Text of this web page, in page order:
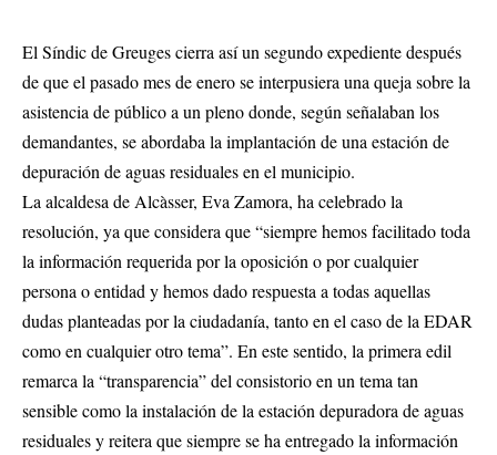
El Síndic de Greuges cierra así un segundo expediente después
de que el pasado mes de enero se interpusiera una queja sobre la
asistencia de público a un pleno donde, según señalaban los
demandantes, se abordaba la implantación de una estación de
depuración de aguas residuales en el municipio.
La alcaldesa de Alcàsser, Eva Zamora, ha celebrado la
resolución, ya que considera que “siempre hemos facilitado toda
la información requerida por la oposición o por cualquier
persona o entidad y hemos dado respuesta a todas aquellas
dudas planteadas por la ciudadanía, tanto en el caso de la EDAR
como en cualquier otro tema”. En este sentido, la primera edil
remarca la “transparencia” del consistorio en un tema tan
sensible como la instalación de la estación depuradora de aguas
residuales y reitera que siempre se ha entregado la información